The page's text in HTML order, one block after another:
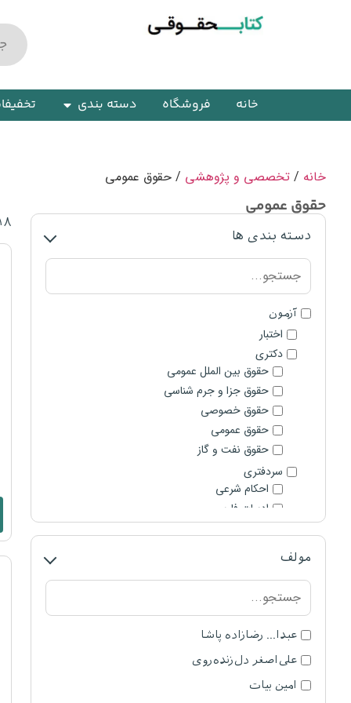
خانه فروشگاه دسته بندی
خانه / تخصصی و پژوهشی / حقوق عمومی
حقوق عمومی
دسته بندی ها
آزمون
اختبار
دکتری
حقوق بین الملل عمومی
حقوق جزا و جرم شناسی
حقوق خصوصی
حقوق عمومی
حقوق نفت و گاز
سردفتری
احکام شرعی
ادبیات فارسی
اطلاعات عمومی و هوش
قضاوت
آیین دادرسی کیفری
آیین دادرسی مدنی
استعداد شغلی
اصول فقه
مولف
عبدا... رضازاده پاشا
علی‌اصغر دل‌زنده‌روی
امین بیات